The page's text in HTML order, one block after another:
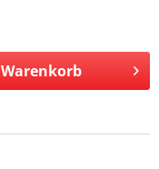
Warenkorb